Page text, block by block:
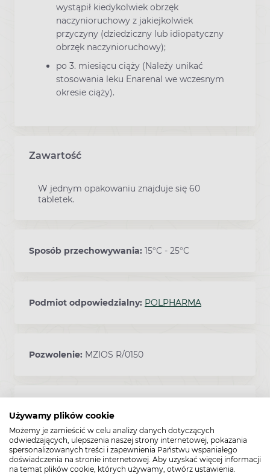
Używamy plików cookie
Możemy je zamieścić w celu analizy danych dotyczących
odwiedzających, ulepszenia naszej strony internetowej, pokazania
spersonalizowanych treści i zapewnienia Państwu wspaniałego
doświadczenia na stronie internetowej. Aby uzyskać więcej informacji
na temat plików cookie, których używamy, otwórz ustawienia.
wystąpił kiedykolwiek obrzęk
naczynioruchowy z jakiejkolwiek
przyczyny (dziedziczny lub idiopatyczny
obrzęk naczynioruchowy);
po 3. miesiącu ciąży (Należy unikać
stosowania leku Enarenal we wczesnym
okresie ciąży).
Zawartość
W jednym opakowaniu znajduje się 60
tabletek.
Sposób przechowywania: 15°C - 25°C
Podmiot odpowiedzialny: POLPHARMA
Pozwolenie: MZIOS R/0150
Ważne przed zastosowaniem
Ostrzeżenia